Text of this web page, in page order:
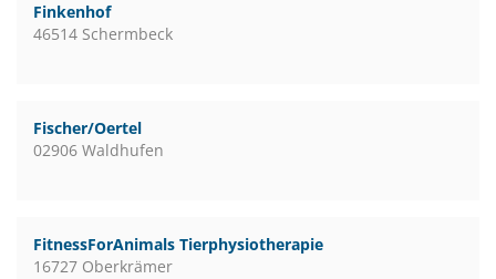
Finkenhof
46514 Schermbeck
Fischer/Oertel
02906 Waldhufen
FitnessForAnimals Tierphysiotherapie
16727 Oberkrämer